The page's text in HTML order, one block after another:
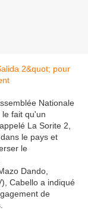
Nationale
fait qu'un
La Sorite 2,
le pays et
le
Dando,
Cabello a indiqué
de